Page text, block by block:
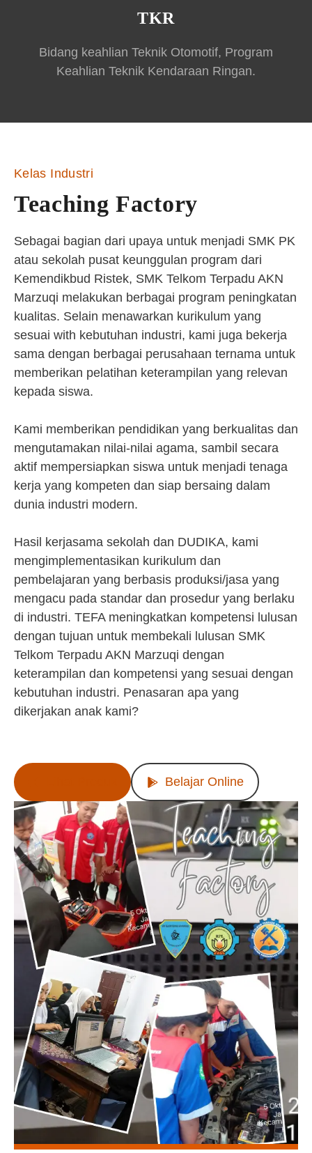
TKR
Bidang keahlian Teknik Otomotif, Program
Keahlian Teknik Kendaraan Ringan.
Kelas Industri
Teaching Factory
Sebagai bagian dari upaya untuk menjadi SMK PK
atau sekolah pusat keunggulan program dari
Kemendikbud Ristek, SMK Telkom Terpadu AKN
Marzuqi melakukan berbagai program peningkatan
kualitas. Selain menawarkan kurikulum yang
sesuai with kebutuhan industri, kami juga bekerja
sama dengan berbagai perusahaan ternama untuk
memberikan pelatihan keterampilan yang relevan
kepada siswa.
Kami memberikan pendidikan yang berkualitas dan
mengutamakan nilai-nilai agama, sambil secara
aktif mempersiapkan siswa untuk menjadi tenaga
kerja yang kompeten dan siap bersaing dalam
dunia industri modern.
Hasil kerjasama sekolah dan DUDIKA, kami
mengimplementasikan kurikulum dan
pembelajaran yang berbasis produksi/jasa yang
mengacu pada standar dan prosedur yang berlaku
di industri. TEFA meningkatkan kompetensi lulusan
dengan tujuan untuk membekali lulusan SMK
Telkom Terpadu AKN Marzuqi dengan
keterampilan dan kompetensi yang sesuai dengan
kebutuhan industri. Penasaran apa yang
dikerjakan anak kami?
Belajar Online